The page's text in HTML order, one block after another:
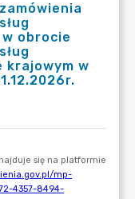
obrocie
krajowym w